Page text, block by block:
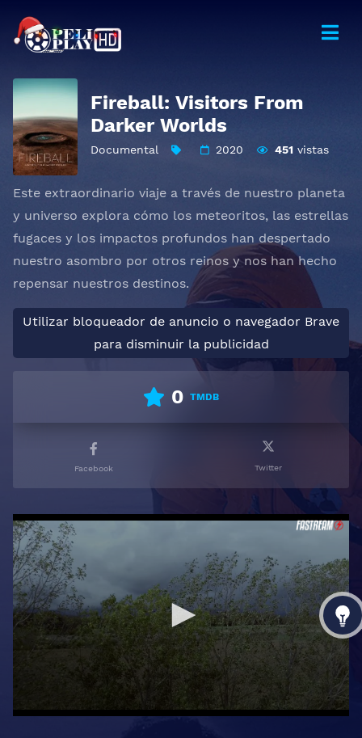
Fireball: Visitors From
Darker Worlds
Documental 2020 451vistas
Este extraordinario viaje a través de nuestro planeta
y universo explora cómo los meteoritos, las estrellas
fugaces y los impactos profundos han despertado
nuestro asombro por otros reinos y nos han hecho
repensar nuestros destinos.
Utilizar bloqueador de anuncio o navegador Brave
para disminuir la publicidad
0 TMDB
Facebook Twitter